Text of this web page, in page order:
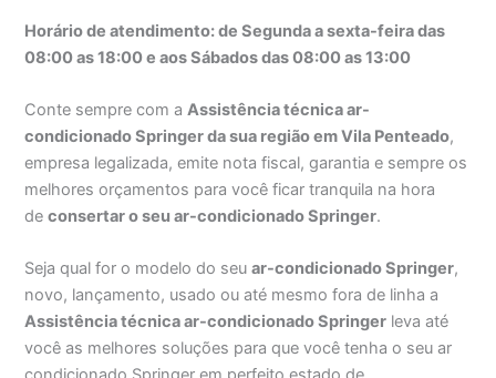
Horário de atendimento: de Segunda a sexta-feira das
08:00 as 18:00 e aos Sábados das 08:00 as 13:00
Conte sempre com aAssistência técnica ar-
condicionado Springer da sua região em Vila Penteado,
empresa legalizada, emite nota fiscal, garantia e sempre os
melhores orçamentos para você ficar tranquila na hora
deconsertar o seu ar-condicionado Springer.
Seja qual for o modelo do seuar-condicionado Springer,
novo, lançamento, usado ou até mesmo fora de linha a
Assistência técnica ar-condicionado Springer leva até
você as melhores soluções para que você tenha o seu ar